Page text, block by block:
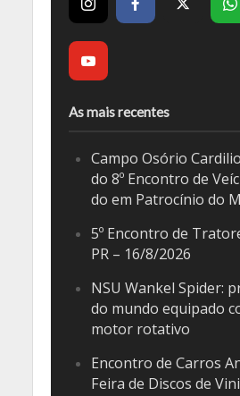
As mais recentes
Campo Osório
do 8º Encontro de
do em Patrocínio do
5º Encontro de
PR – 16/8/2026
NSU Wankel Spider:
do mundo equipado
motor rotativo
Encontro de Carros
Feira de Discos de